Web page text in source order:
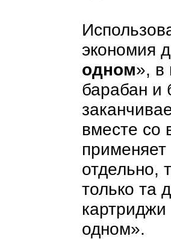
экономия
одном», в
барабан и
вместе со
отдельно,
только та
одном».